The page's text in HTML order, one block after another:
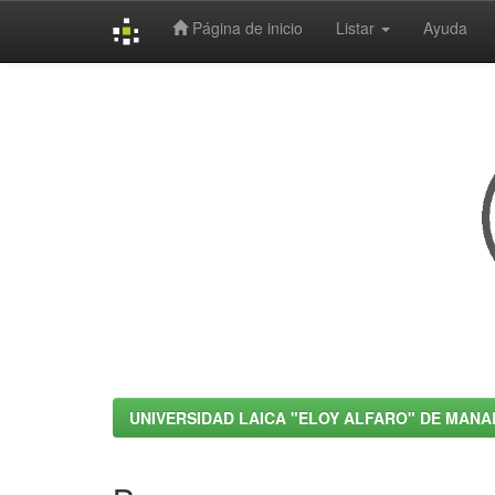
Página de inicio Listar Ayuda
UNIVERSIDAD LAICA "ELOY ALFARO" DE